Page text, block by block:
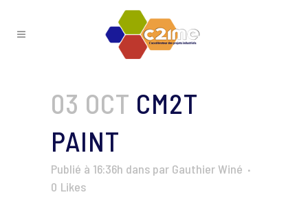
03 OCT CM2T
PAINT
Publié à 16:36h dans par Gauthier Winé
0 Likes